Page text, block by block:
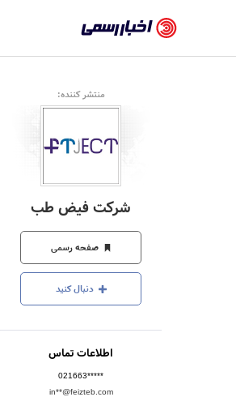
رسمی
-
اخبار
تایید
شرکت‌ها،
سازمان‌ها
و
روابط
عمومی‌ها
منتشر کننده:
شرکت فیض طب
صفحه رسمی
دنبال کنید
اطلاعات تماس
021663*****
in**@feizteb.com